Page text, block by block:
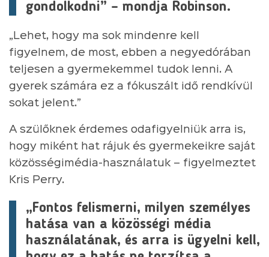
gondolkodni” – mondja Robinson.
„Lehet, hogy ma sok mindenre kell
figyelnem, de most, ebben a negyedórában
teljesen a gyermekemmel tudok lenni. A
gyerek számára ez a fókuszált idő rendkívül
sokat jelent.”
A szülőknek érdemes odafigyelniük arra is,
hogy miként hat rájuk és gyermekeikre saját
közösségimédia-használatuk – figyelmeztet
Kris Perry.
„Fontos felismerni, milyen személyes
hatása van a közösségi média
használatának, és arra is ügyelni kell,